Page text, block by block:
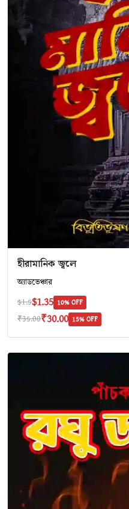
হীরামানিক জ্বলে
অ‍্যাডভেঞ্চার
$1.5$1.35 10% OFF
₹35.00₹30.00 15% OFF